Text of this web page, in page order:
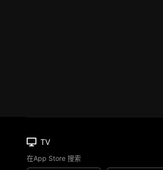
TV
在App Store 搜索